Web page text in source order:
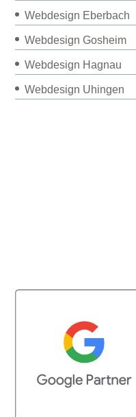
Webdesign Eberbach
Webdesign Gosheim
Webdesign Hagnau
Webdesign Uhingen